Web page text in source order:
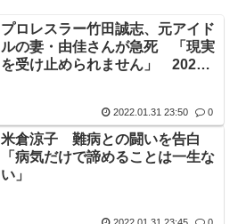
プロレスラー竹田誠志、元アイド
ルの妻・由佳さんが急死 「現実
を受け止められません」 2020
2022.01.31 23:50 0
米倉涼子 難病との闘いを告白
「病気だけで諦めることは一生な
い」